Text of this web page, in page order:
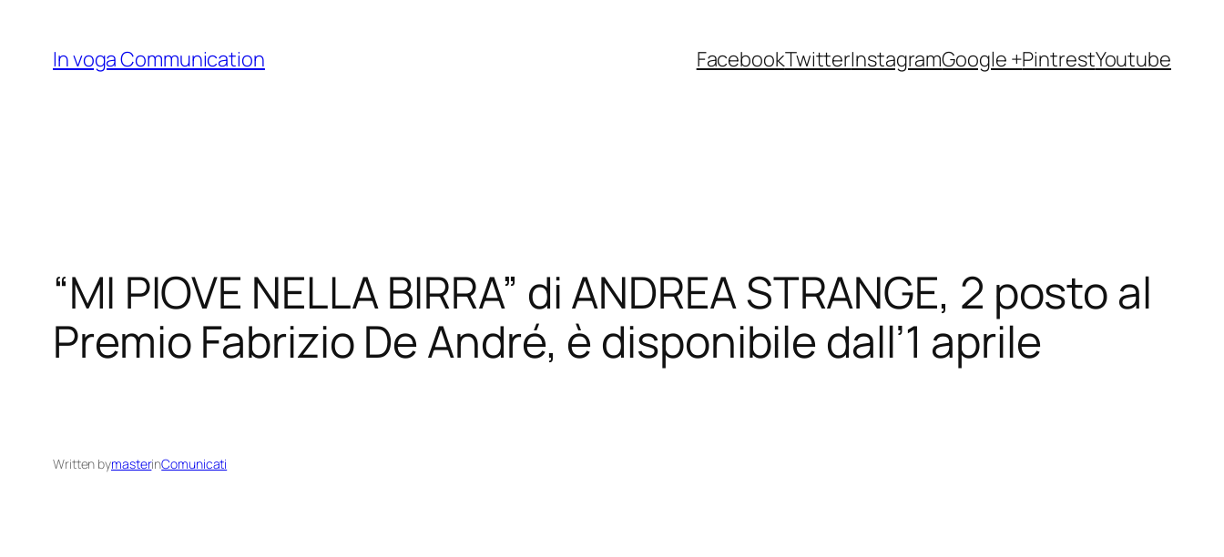
content
In voga Communication FacebookTwitterInstagramGoogle +PintrestYoutube
“MI PIOVE NELLA BIRRA” di ANDREA STRANGE, 2 posto al
Premio Fabrizio De André, è disponibile dall’1 aprile
Written bymasterinComunicati